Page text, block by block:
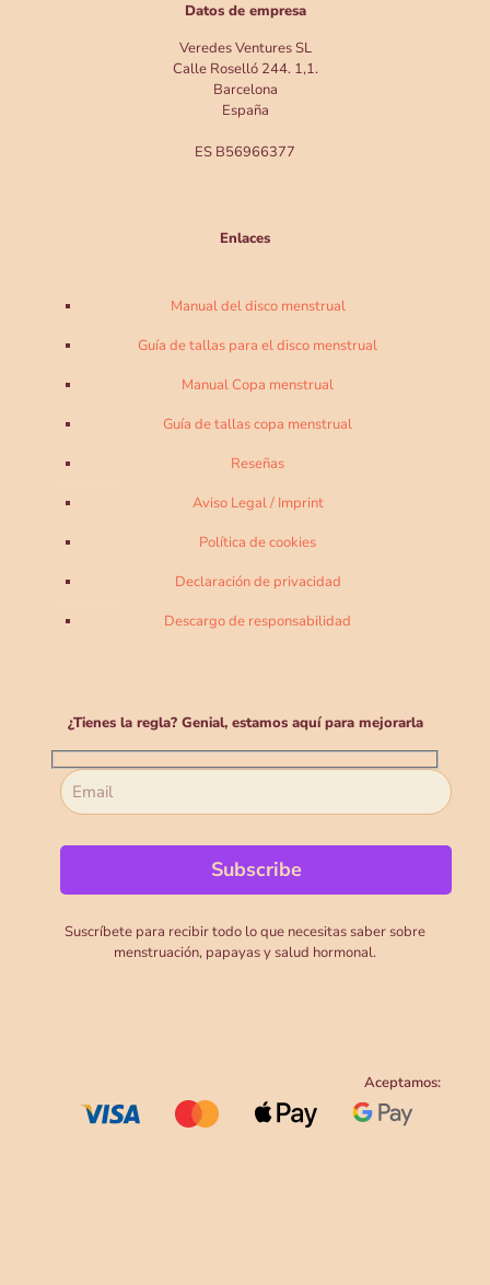
Datos de empresa
Veredes Ventures SL
Calle Roselló 244. 1,1.
Barcelona
España
ES B56966377
Enlaces
Manual del disco menstrual
Guía de tallas para el disco menstrual
Manual Copa menstrual
Guía de tallas copa menstrual
Reseñas
Aviso Legal / Imprint
Política de cookies
Declaración de privacidad
Descargo de responsabilidad
¿Tienes la regla? Genial, estamos aquí para mejorarla
Suscríbete para recibir todo lo que necesitas saber sobre
menstruación, papayas y salud hormonal.
Aceptamos: